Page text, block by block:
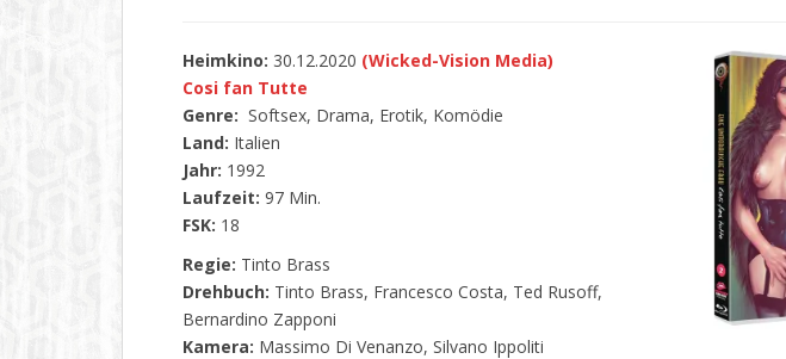
Heimkino: 30.12.2020 (Wicked-Vision Media)
Cosi fan Tutte
Genre: Softsex, Drama, Erotik, Komödie
Land: Italien
Jahr: 1992
Laufzeit: 97 Min.
FSK: 18
Regie: Tinto Brass
Drehbuch: Tinto Brass, Francesco Costa, Ted Rusoff,
Bernardino Zapponi
Kamera: Massimo Di Venanzo, Silvano Ippoliti